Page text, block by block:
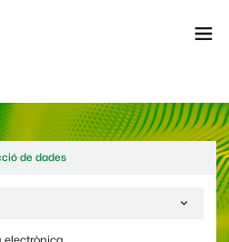
Menú
de dades
la pàgina: